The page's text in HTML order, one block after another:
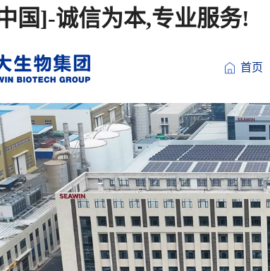
国]-诚信为本,专业服务!
首页